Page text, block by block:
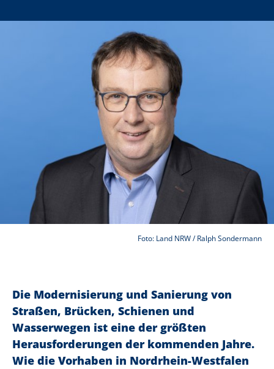
Foto: Land NRW / Ralph Sondermann
Die Modernisierung und Sanierung von
Straßen, Brücken, Schienen und
Wasserwegen ist eine der größten
Herausforderungen der kommenden Jahre.
Wie die Vorhaben in Nordrhein-Westfalen